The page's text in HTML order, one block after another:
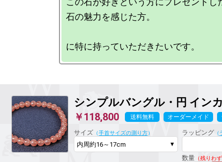
石の魅力を感じた方。
シンプルバングル・円 イン
￥118,800 送料無料 オーダーメイド
サイズ （手首サイズの測り方） ラッピング（
数量（残りわ